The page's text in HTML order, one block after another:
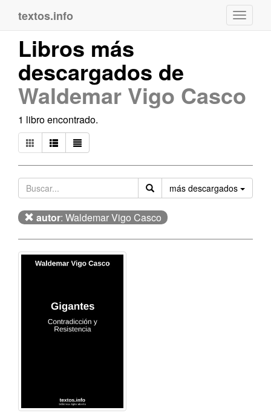
textos.info
Libros más
descargados de
Waldemar Vigo Casco
1 libro encontrado.
más descargados
autor: Waldemar Vigo Casco